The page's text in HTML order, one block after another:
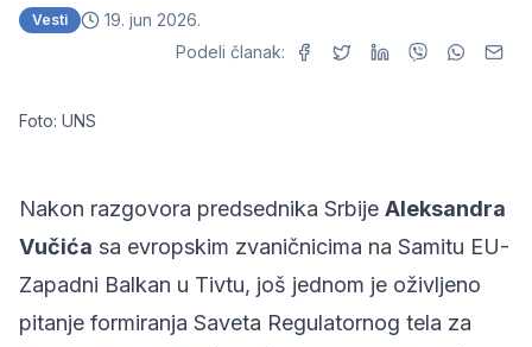
Vesti
19. jun 2026.
Podeli članak:
Foto: UNS
Nakon razgovora predsednika Srbije Aleksandra
Vučića sa evropskim zvaničnicima na Samitu EU-
Zapadni Balkan u Tivtu, još jednom je oživljeno
pitanje formiranja Saveta Regulatornog tela za